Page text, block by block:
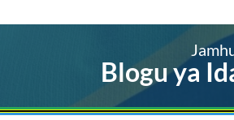
Blogu ya